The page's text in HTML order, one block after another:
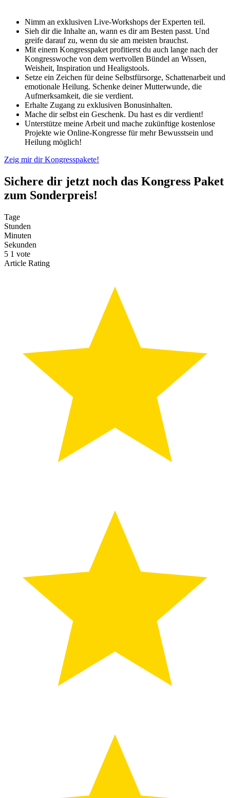
Nimm an exklusiven Live-Workshops der Experten teil.
Sieh dir die Inhalte an, wann es dir am Besten passt. Und
greife darauf zu, wenn du sie am meisten brauchst.
Mit einem Kongresspaket profitierst du auch lange nach der
Kongresswoche von dem wertvollen Bündel an Wissen,
Weisheit, Inspiration und Healigstools.
Setze ein Zeichen für deine Selbstfürsorge, Schattenarbeit und
emotionale Heilung. Schenke deiner Mutterwunde, die
Aufmerksamkeit, die sie verdient.
Erhalte Zugang zu exklusiven Bonusinhalten.
Mache dir selbst ein Geschenk. Du hast es dir verdient!
Unterstütze meine Arbeit und mache zukünftige kostenlose
Projekte wie Online-Kongresse für mehr Bewusstsein und
Heilung möglich!
Zeig mir dir Kongresspakete!
Sichere dir jetzt noch das Kongress Paket
zum Sonderpreis!
Tage
Stunden
Minuten
Sekunden
5 1 vote
Article Rating